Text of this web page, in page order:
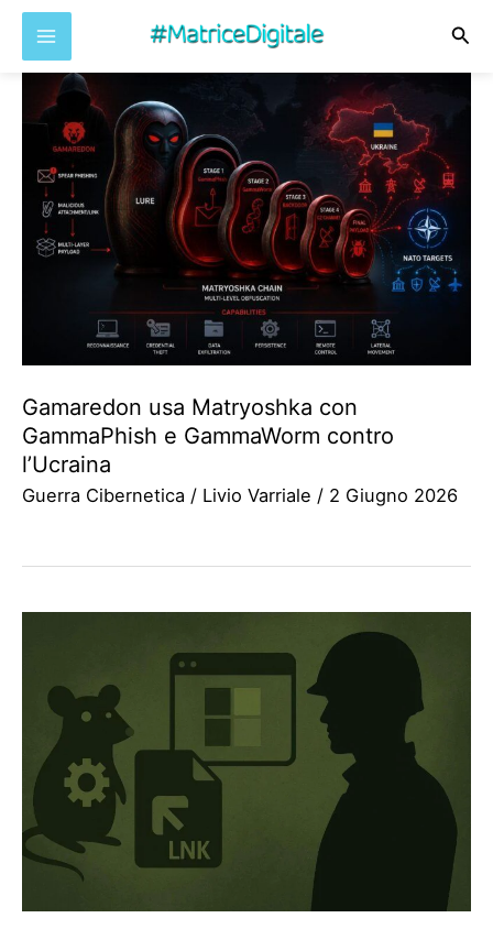
contenuto
Gamaredon usa Matryoshka con
GammaPhish e GammaWorm contro
l’Ucraina
Guerra Cibernetica / Livio Varriale / 2 Giugno 2026